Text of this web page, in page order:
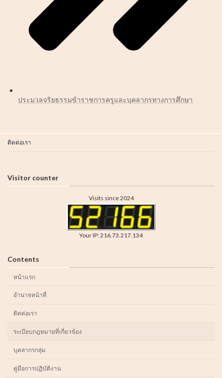
ประมวลจริยธรรมข้าราชการครูและบุคลากรทางการศึกษา
ติดต่อเรา
Visitor counter
Visits since 2024
Your IP: 216.73.217.134
Contents
หน้าแรก
อำนาจหน้าที่
ติดต่อเรา
ระเบียบกฎหมายที่เกี่ยวข้อง
บุคลากรกลุ่ม
คู่มือการปฏิบัติงาน